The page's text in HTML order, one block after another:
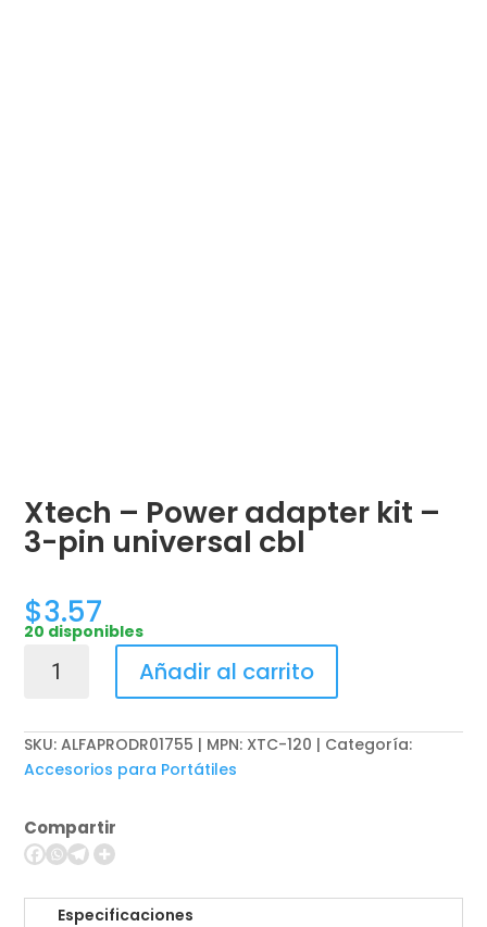
Xtech – Power adapter kit –
3-pin universal cbl
$3.57
20 disponibles
adapter
kit
-
pin
universal
cantidad
Añadir al carrito
SKU:ALFAPRODR01755 | MPN: XTC-120
Categoría:
Accesorios para Portátiles
Compartir
Especificaciones